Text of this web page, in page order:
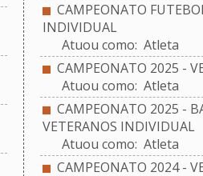
CAMPEONATO
INDIVIDUAL
Atuou como: Atleta
CAMPEONATO 2025 -
Atuou como: Atleta
CAMPEONATO 2025 -
VETERANOS INDIVIDUAL
Atuou como: Atleta
CAMPEONATO 2024 -